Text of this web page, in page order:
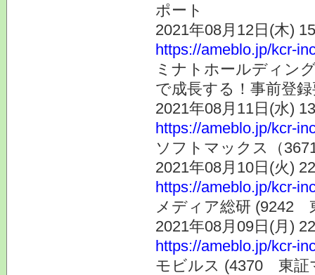
ポート
2021年08月12日(木)
https://ameblo.jp/kcr-
ミナトホールディン
で成長する！事前登
2021年08月11日(水)
https://ameblo.jp/kcr-
ソフトマックス（
2021年08月10日(火)
https://ameblo.jp/kcr-
メディア総研 (9242
2021年08月09日(月)
https://ameblo.jp/kcr-
モビルス (4370 東証